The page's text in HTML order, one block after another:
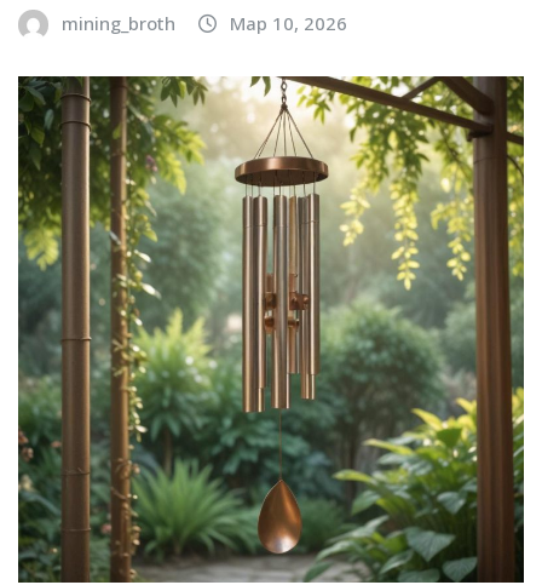
mining_broth Мар 10, 2026